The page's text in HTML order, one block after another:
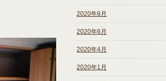
2020年8月
2020年6月
2020年4月
2020年1月